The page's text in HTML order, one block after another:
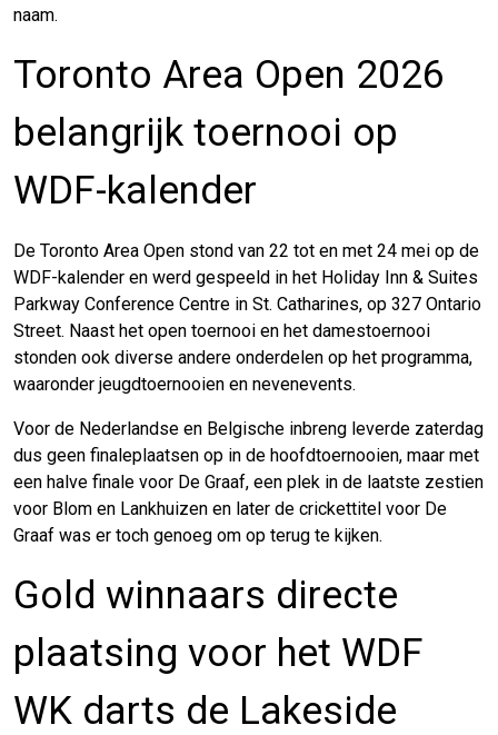
naam.
Toronto Area Open 2026
belangrijk toernooi op
WDF-kalender
De Toronto Area Open stond van 22 tot en met 24 mei op de
WDF-kalender en werd gespeeld in het Holiday Inn & Suites
Parkway Conference Centre in St. Catharines, op 327 Ontario
Street. Naast het open toernooi en het damestoernooi
stonden ook diverse andere onderdelen op het programma,
waaronder jeugdtoernooien en nevenevents.
Voor de Nederlandse en Belgische inbreng leverde zaterdag
dus geen finaleplaatsen op in de hoofdtoernooien, maar met
een halve finale voor De Graaf, een plek in de laatste zestien
voor Blom en Lankhuizen en later de crickettitel voor De
Graaf was er toch genoeg om op terug te kijken.
Gold winnaars directe
plaatsing voor het WDF
WK darts de Lakeside